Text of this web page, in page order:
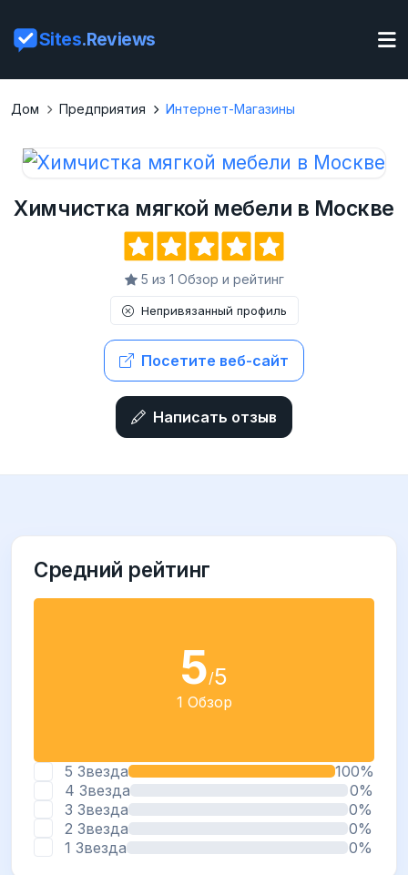
Sites.Reviews
Дом Предприятия Интернет-Магазины
Химчистка мягкой мебели в Москве
5 из 1 Обзор и рейтинг
Непривязанный профиль
Посетите веб-сайт
Написать отзыв
Средний рейтинг
5/5
1 Обзор
5 Звезда
100%
4 Звезда
0%
3 Звезда
0%
2 Звезда
0%
1 Звезда
0%